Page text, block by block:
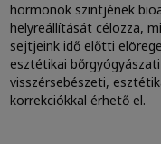
hormonok szintjének
helyreállítását célozza,
sejtjeink idő előtti
esztétikai
visszérsebészeti,
korrekciókkal érhető el.